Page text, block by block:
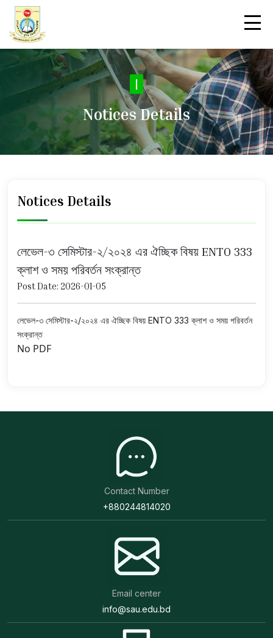
Notices Details
Notices Details
লেভেল-৩ সেমিস্টার-২/২০২৪ এর ঐচ্ছিক বিষয় ENTO 333
ক্লাশ ও সময় পরিবর্তন সংক্রান্ত
Post Date: 2026-01-05
লেভেল-৩ সেমিস্টার-২/২০২৪ এর ঐচ্ছিক বিষয় ENTO 333 ক্লাশ ও সময় পরিবর্তন
সংক্রান্ত
No PDF
Contact Number
+880244814020
Email center
info@sau.edu.bd